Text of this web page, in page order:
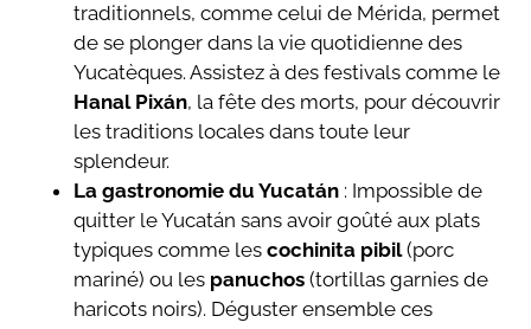
traditionnels, comme celui de Mérida, permet
de se plonger dans la vie quotidienne des
Yucatèques. Assistez à des festivals comme le
Hanal Pixán, la fête des morts, pour découvrir
les traditions locales dans toute leur
splendeur.
La gastronomie du Yucatán : Impossible de
quitter le Yucatán sans avoir goûté aux plats
typiques comme lescochinita pibil(porc
mariné) ou les panuchos (tortillas garnies de
haricots noirs). Déguster ensemble ces